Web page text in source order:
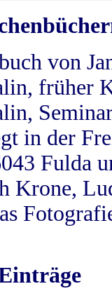
von
früher
in der
Fulda
Krone,